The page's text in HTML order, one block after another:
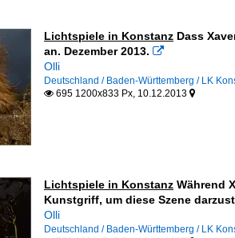
Lichtspiele in KonstanzDass
an. Dezember 2013. 
Olli
Deutschland / Baden-Württemberg / LK
695 1200x833 Px, 10.12.2013 
Lichtspiele in KonstanzWährend
Kunstgriff, um diese Szene
Olli
Deutschland / Baden-Württemberg / LK